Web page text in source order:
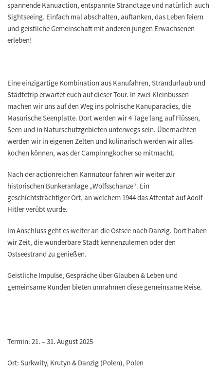
spannende Kanuaction, entspannte Strandtage und natürlich auch
Sightseeing. Einfach mal abschalten, auftanken, das Leben feiern
und geistliche Gemeinschaft mit anderen jungen Erwachsenen
erleben!
Eine einzigartige Kombination aus Kanufahren, Strandurlaub und
Städtetriperwartet euch auf dieser Tour. In zwei Kleinbussen
machen wir uns auf den Weg ins polnische Kanuparadies, die
Masurische Seenplatte. Dort werden wir 4 Tage lang auf Flüssen,
Seen und in Naturschutzgebieten unterwegs sein. Übernachten
werden wir in eigenen Zelten und kulinarisch werden wir alles
kochen können, was der Campinngkocher so mitmacht.
Nach der actionreichen Kannutour fahren wir weiter zur
historischen Bunkeranlage „Wolfsschanze“. Ein
geschichtsträchtiger Ort, an welchem 1944 das Attentat auf Adolf
Hitler verübt wurde.
Im Anschluss geht es weiter an die Ostsee nach Danzig. Dort haben
wir Zeit, die wunderbare Stadt kennenzulernen oder den
Ostseestrand zu genießen.
Geistliche Impulse, Gespräche über Glauben & Leben und
gemeinsame Runden bieten umrahmen diese gemeinsame Reise.
Termin: 21. – 31. August 2025
Ort: Surkwity, Krutyn & Danzig (Polen), Polen